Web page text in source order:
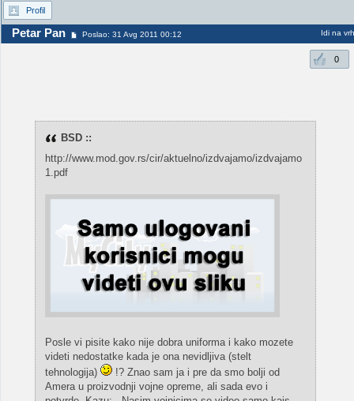
Profil
Petar Pan Poslao: 31 Avg 2011 00:12 Idi na vrh
0
BSD ::
http://www.mod.gov.rs/cir/aktuelno/izdvajamo/izdvajamo
1.pdf
Posle vi pisite kako nije dobra uniforma i kako mozete
videti nedostatke kada je ona nevidljiva (stelt
tehnologija)
!? Znao sam ja i pre da smo bolji od
Amera u proizvodnji vojne opreme, ali sada evo i